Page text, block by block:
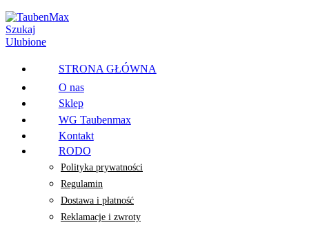
Szukaj
Ulubione
STRONA GŁÓWNA
O nas
Sklep
WG Taubenmax
Kontakt
RODO
Polityka prywatności
Regulamin
Dostawa i płatność
Reklamacje i zwroty